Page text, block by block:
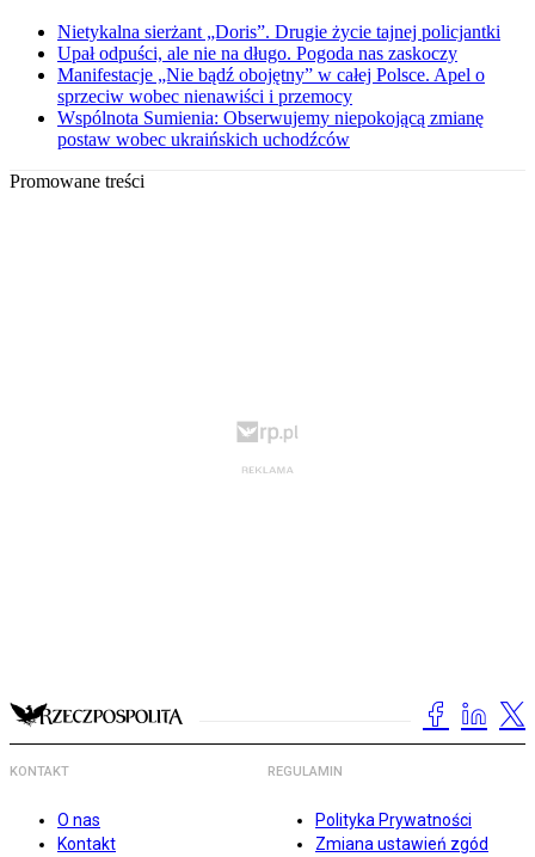
Nietykalna sierżant „Doris”. Drugie życie tajnej policjantki
Upał odpuści, ale nie na długo. Pogoda nas zaskoczy
Manifestacje „Nie bądź obojętny” w całej Polsce. Apel o
sprzeciw wobec nienawiści i przemocy
Wspólnota Sumienia: Obserwujemy niepokojącą zmianę
postaw wobec ukraińskich uchodźców
Promowane treści
KONTAKT
O nas
Kontakt
REGULAMIN
Polityka Prywatności
Zmiana ustawień zgód